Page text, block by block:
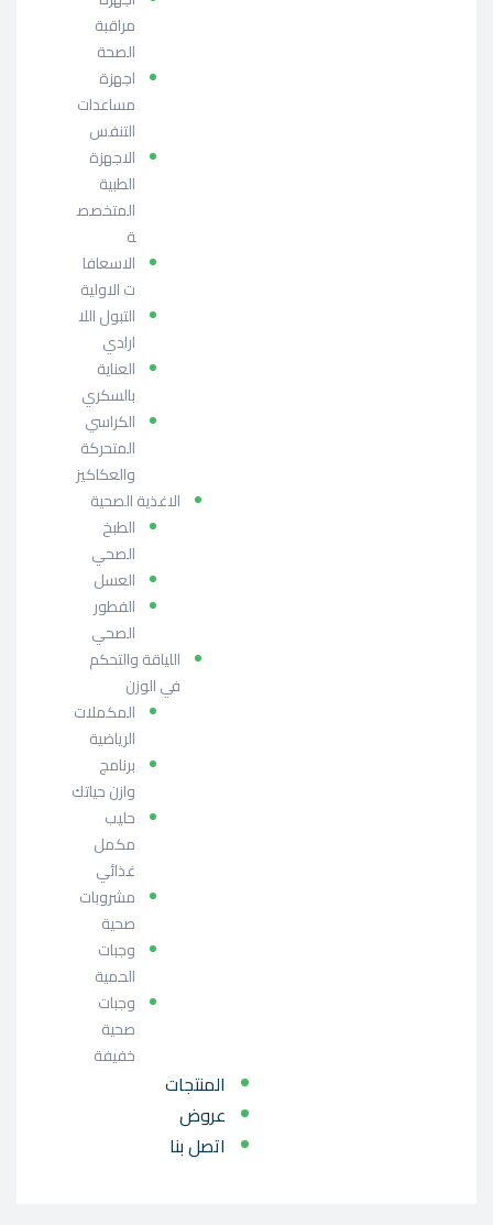
مراقبة
الصحة
اجهزة
مساعدات
التنفس
الاجهزة
الطبية
المتخصص
ة
الاسعافا
ت الاولية
التبول اللا
ارادي
العناية
بالسكري
الكراسي
المتحركة
والعكاكيز
الاغذية الصحية
الطبخ
الصحي
العسل
الفطور
الصحي
اللياقة والتحكم
في الوزن
المكملات
الرياضية
برنامج
وازن حياتك
حليب
مكمل
غذائي
مشروبات
صحية
وجبات
الحمية
وجبات
صحية
خفيفة
المنتجات
عروض
اتصل بنا